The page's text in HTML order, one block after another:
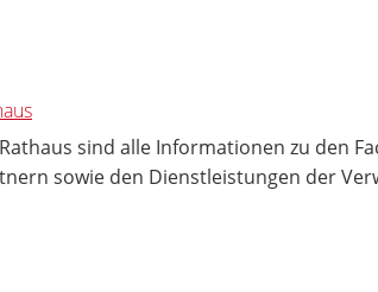
sind alle Informationen zu den
sowie den Dienstleistungen der